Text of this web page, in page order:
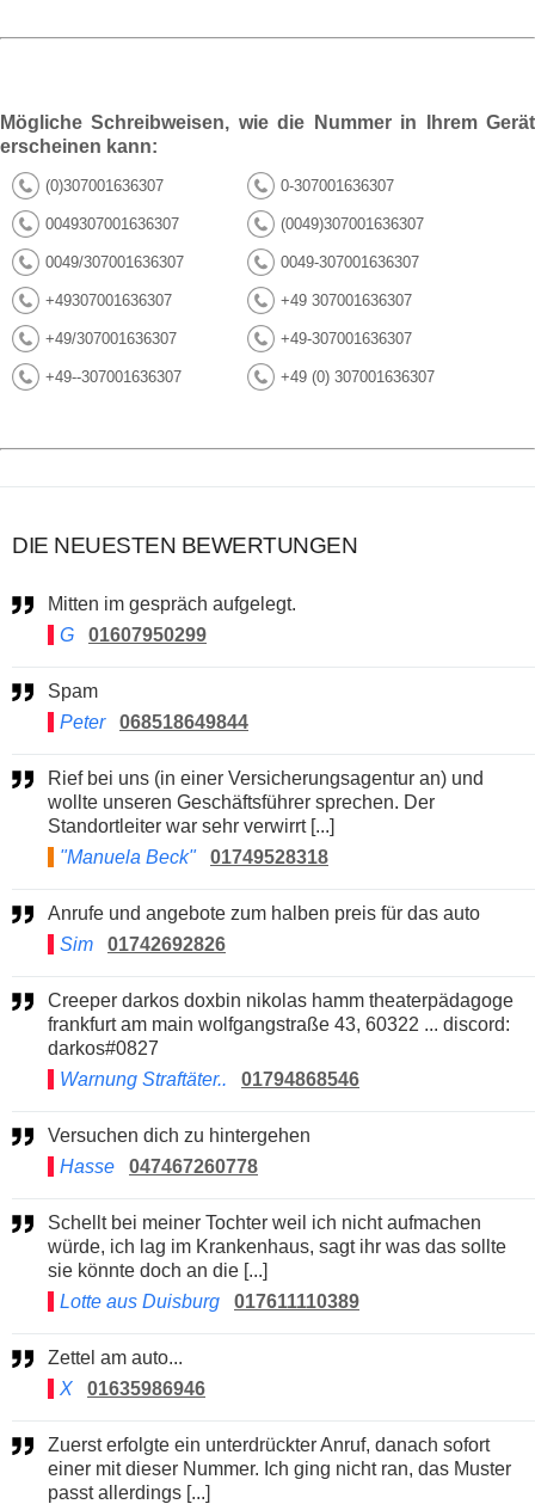
Mögliche Schreibweisen, wie die Nummer in Ihrem Gerät
erscheinen kann:
(0)307001636307 0-307001636307
0049307001636307 (0049)307001636307
0049/307001636307 0049-307001636307
+49307001636307 +49 307001636307
+49/307001636307 +49-307001636307
+49--307001636307 +49 (0) 307001636307
DIE NEUESTEN BEWERTUNGEN
Mitten im gespräch aufgelegt.
G
01607950299
Spam
Peter
068518649844
Rief bei uns (in einer Versicherungsagentur an) und
wollte unseren Geschäftsführer sprechen. Der
Standortleiter war sehr verwirrt [...]
"Manuela Beck"
01749528318
Anrufe und angebote zum halben preis für das auto
Sim
01742692826
Creeper darkos doxbin nikolas hamm theaterpädagoge
frankfurt am main wolfgangstraße 43, 60322 ... discord:
darkos#0827
Warnung Straftäter..
01794868546
Versuchen dich zu hintergehen
Hasse
047467260778
Schellt bei meiner Tochter weil ich nicht aufmachen
würde, ich lag im Krankenhaus, sagt ihr was das sollte
sie könnte doch an die [...]
Lotte aus Duisburg
017611110389
Zettel am auto...
X
01635986946
Zuerst erfolgte ein unterdrückter Anruf, danach sofort
einer mit dieser Nummer. Ich ging nicht ran, das Muster
passt allerdings [...]